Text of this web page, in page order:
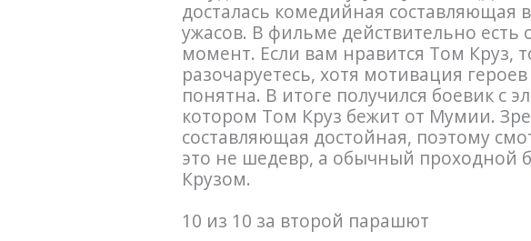
досталась комедийная составляющая
ужасов. В фильме действительно
момент. Если вам нравится Том Круз,
разочаруетесь, хотя мотивация
понятна. В итоге получился боевик с
котором Том Круз бежит от Мумии.
составляющая достойная, поэтому
это не шедевр, а обычный проходной
Крузом.
10 из 10 за второй парашют